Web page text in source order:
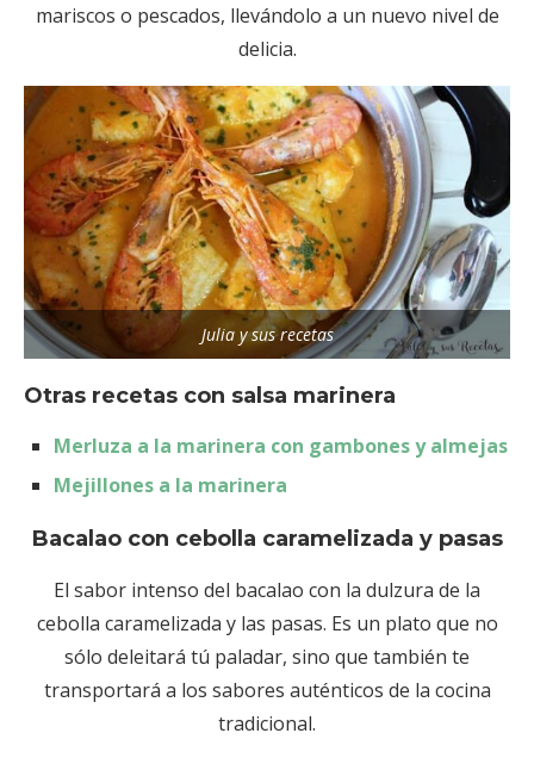
mariscos o pescados, llevándolo a un nuevo nivel de
delicia.
Julia y sus recetas
Otras recetas con salsa marinera
Merluza a la marinera con gambones y almejas
Mejillones a la marinera
Bacalao con cebolla caramelizada y pasas
El sabor intenso del bacalao con la dulzura de la
cebolla caramelizada y las pasas. Es un plato que no
sólo deleitará tú paladar, sino que también te
transportará a los sabores auténticos de la cocina
tradicional.